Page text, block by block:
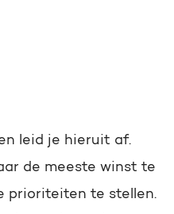
leid je hieruit af.
de meeste winst te
prioriteiten te stellen.